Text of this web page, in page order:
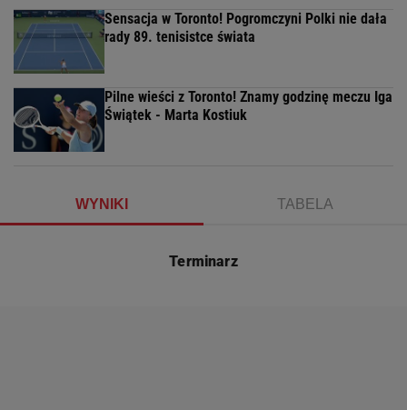
Sensacja w Toronto! Pogromczyni Polki nie dała
rady 89. tenisistce świata
Pilne wieści z Toronto! Znamy godzinę meczu Iga
Świątek - Marta Kostiuk
WYNIKI TABELA
Terminarz